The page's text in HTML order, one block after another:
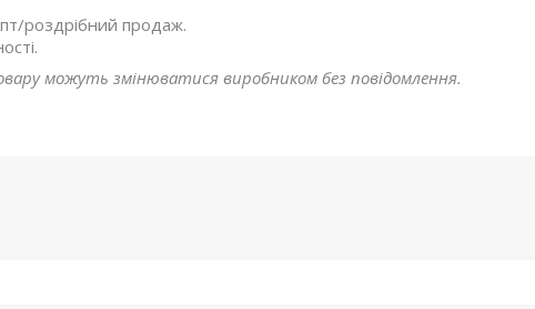
роздрібний продаж.
можуть змінюватися виробником без повідомлення.